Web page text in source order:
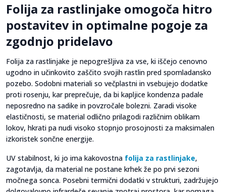
Folija za rastlinjake omogoča hitro
postavitev in optimalne pogoje za
zgodnjo pridelavo
Folija za rastlinjake je nepogrešljiva za vse, ki iščejo cenovno
ugodno in učinkovito zaščito svojih rastlin pred spomladansko
pozebo. Sodobni materiali so večplastni in vsebujejo dodatke
proti rosenju, kar preprečuje, da bi kapljice kondenza padale
neposredno na sadike in povzročale bolezni. Zaradi visoke
elastičnosti, se material odlično prilagodi različnim oblikam
lokov, hkrati pa nudi visoko stopnjo prosojnosti za maksimalen
izkoristek sončne energije.
UV stabilnost, ki jo ima kakovostna folija za rastlinjake,
zagotavlja, da material ne postane krhek že po prvi sezoni
močnega sonca. Posebni termični dodatki v strukturi, zadržujejo